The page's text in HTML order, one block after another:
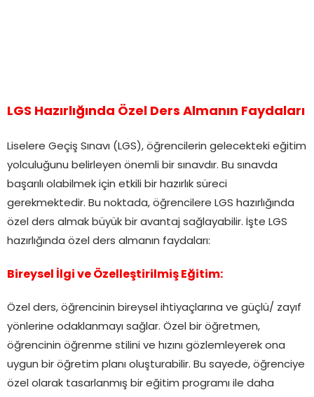
LGS Hazırlığında Özel Ders Almanın Faydaları
Liselere Geçiş Sınavı (LGS), öğrencilerin gelecekteki eğitim
yolculuğunu belirleyen önemli bir sınavdır. Bu sınavda
başarılı olabilmek için etkili bir hazırlık süreci
gerekmektedir. Bu noktada, öğrencilere LGS hazırlığında
özel ders almak büyük bir avantaj sağlayabilir. İşte LGS
hazırlığında özel ders almanın faydaları:
Bireysel İlgi ve Özelleştirilmiş Eğitim:
Özel ders, öğrencinin bireysel ihtiyaçlarına ve güçlü/ zayıf
yönlerine odaklanmayı sağlar. Özel bir öğretmen,
öğrencinin öğrenme stilini ve hızını gözlemleyerek ona
uygun bir öğretim planı oluşturabilir. Bu sayede, öğrenciye
özel olarak tasarlanmış bir eğitim programı ile daha